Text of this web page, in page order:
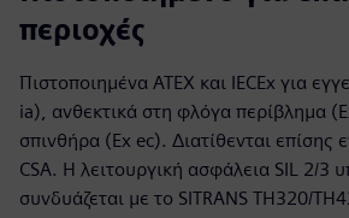
περιοχές
Πιστοποιημένα ATEX και IECEx για
ia), ανθεκτικά στη φλόγα περίβλημα
σπινθήρα (Ex ec). Διατίθενται επίσης
CSA. Η λειτουργική ασφάλεια SIL 2/3
συνδυάζεται με το SITRANS TH320/